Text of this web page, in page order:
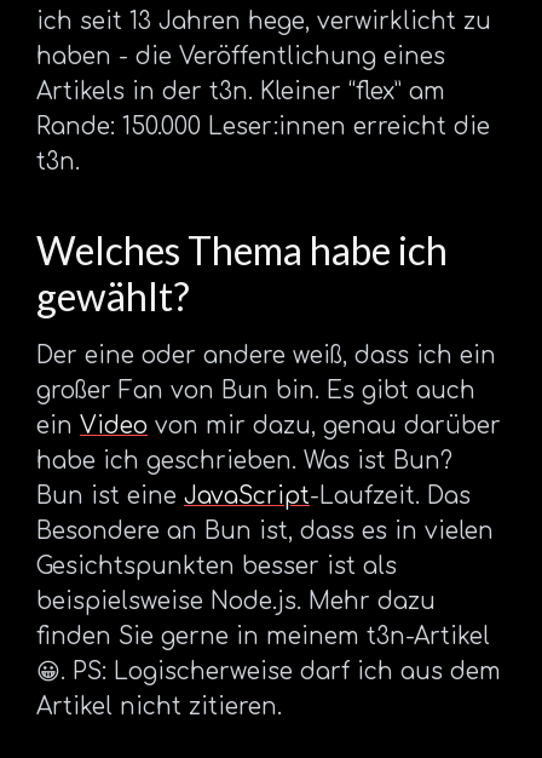
ich seit 13 Jahren hege, verwirklicht zu
haben - die Veröffentlichung eines
Artikels in der t3n. Kleiner “flex” am
Rande: 150.000 Leser:innen erreicht die
t3n.
Welches Thema habe ich
gewählt?
Der eine oder andere weiß, dass ich ein
großer Fan von Bun bin. Es gibt auch
ein Video von mir dazu, genau darüber
habe ich geschrieben. Was ist Bun?
Bun ist eine JavaScript-Laufzeit. Das
Besondere an Bun ist, dass es in vielen
Gesichtspunkten besser ist als
beispielsweise Node.js. Mehr dazu
finden Sie gerne in meinem t3n-Artikel
😀. PS: Logischerweise darf ich aus dem
Artikel nicht zitieren.